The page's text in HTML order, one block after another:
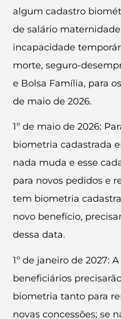
algum cadastro
de salário
incapacidade
morte, seguro-
e Bolsa Família, para
de maio de 2026.
1º de maio de 2026:
biometria cadastrada
nada muda e esse
para novos pedidos e
tem biometria
novo benefício,
dessa data.
1º de janeiro de 2027:
beneficiários
biometria tanto para
novas concessões; se